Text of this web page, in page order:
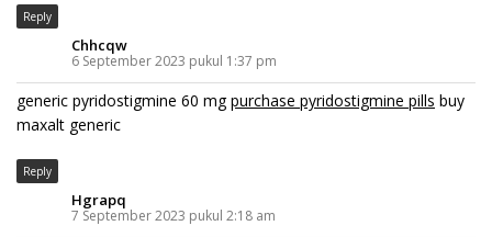
Reply
Chhcqw
6 September 2023 pukul 1:37 pm
generic pyridostigmine 60 mgpurchase pyridostigmine pills buy
maxalt generic
Reply
Hgrapq
7 September 2023 pukul 2:18 am